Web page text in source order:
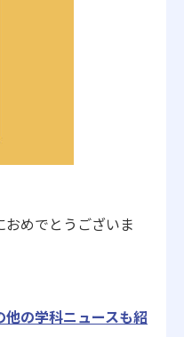
めでとうございま
の学科ニュースも紹